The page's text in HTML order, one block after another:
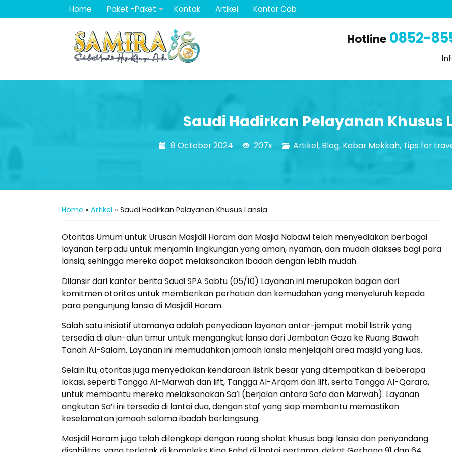
Home Paket -Paket Kontak Artikel Kantor Cab
Hotline 0852-
Saudi Hadirkan Pelayanan Khusus
8 October 2024 207x Artikel, Blog, Kabar Mekkah, Tips for
Home » Artikel » Saudi Hadirkan Pelayanan Khusus Lansia
Otoritas Umum untuk Urusan Masjidil Haram dan Masjid Nabawi telah menyediakan berbagai
layanan terpadu untuk menjamin lingkungan yang aman, nyaman, dan mudah diakses bagi para
lansia, sehingga mereka dapat melaksanakan ibadah dengan lebih mudah.
Dilansir dari kantor berita Saudi SPA Sabtu (05/10) Layanan ini merupakan bagian dari
komitmen otoritas untuk memberikan perhatian dan kemudahan yang menyeluruh kepada
para pengunjung lansia di Masjidil Haram.
Salah satu inisiatif utamanya adalah penyediaan layanan antar-jemput mobil listrik yang
tersedia di alun-alun timur untuk mengangkut lansia dari Jembatan Gaza ke Ruang Bawah
Tanah Al-Salam. Layanan ini memudahkan jamaah lansia menjelajahi area masjid yang luas.
Selain itu, otoritas juga menyediakan kendaraan listrik besar yang ditempatkan di beberapa
lokasi, seperti Tangga Al-Marwah dan lift, Tangga Al-Arqam dan lift, serta Tangga Al-Qarara,
untuk membantu mereka melaksanakan Sa’i (berjalan antara Safa dan Marwah). Layanan
angkutan Sa’i ini tersedia di lantai dua, dengan staf yang siap membantu memastikan
keselamatan jamaah selama ibadah berlangsung.
Masjidil Haram juga telah dilengkapi dengan ruang sholat khusus bagi lansia dan penyandang
Penerbangan